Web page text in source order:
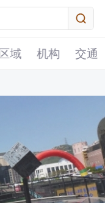
区域 机构 交通